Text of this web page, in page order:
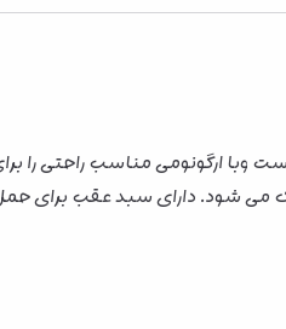
وبا ارگونومی مناسب راحتی را
می شود. دارای سبد عقب برای